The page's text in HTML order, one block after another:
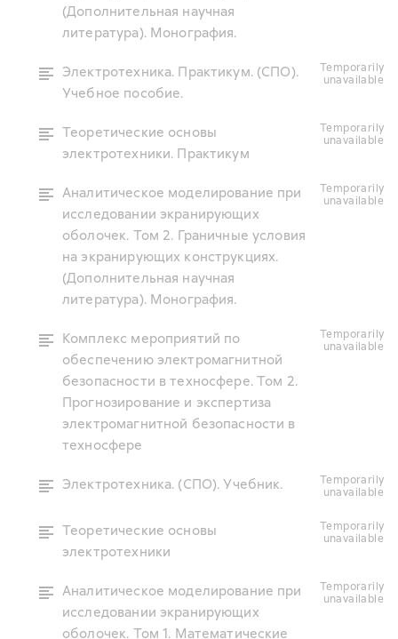
(Дополнительная научная
литература). Монография.
Электротехника. Практикум. (СПО).
Учебное пособие.
temporarily
unavailable
Теоретические основы
электротехники. Практикум
temporarily
unavailable
Аналитическое моделирование при
исследовании экранирующих
оболочек. Том 2. Граничные условия
на экранирующих конструкциях.
(Дополнительная научная
литература). Монография.
temporarily
unavailable
Комплекс мероприятий по
обеспечению электромагнитной
безопасности в техносфере. Том 2.
Прогнозирование и экспертиза
электромагнитной безопасности в
техносфере
temporarily
unavailable
Электротехника. (СПО). Учебник.
temporarily
unavailable
Теоретические основы
электротехники
temporarily
unavailable
Аналитическое моделирование при
исследовании экранирующих
оболочек. Том 1. Математические
temporarily
unavailable